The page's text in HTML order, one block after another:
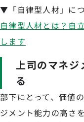
▼「自律型人材」に
自律型人材とは？自
します
上司のマネジ
る
部下にとって、価値
ジメント能力の高さ